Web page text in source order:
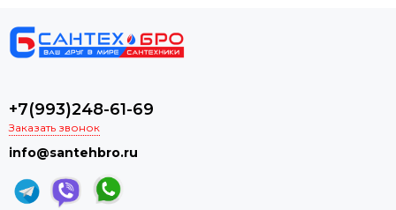
+7(993)248-61-69
Заказать звонок
info@santehbro.ru